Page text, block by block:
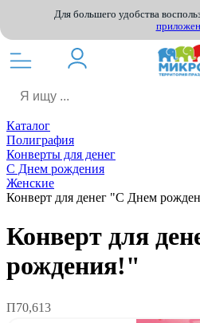
Для большего удобства
Каталог
Полиграфия
Конверты для денег
С Днем рождения
Женские
Конверт для денег "С Днем
Конверт для
рождения!"
П70,613